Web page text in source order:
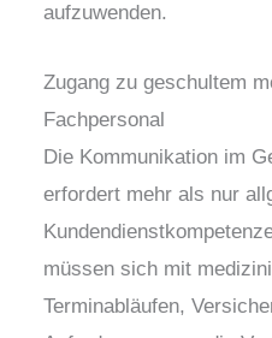
aufzuwenden.
Zugang zu geschultem
Fachpersonal
Die Kommunikation im
erfordert mehr als nur
müssen sich mit
Terminabläufen,